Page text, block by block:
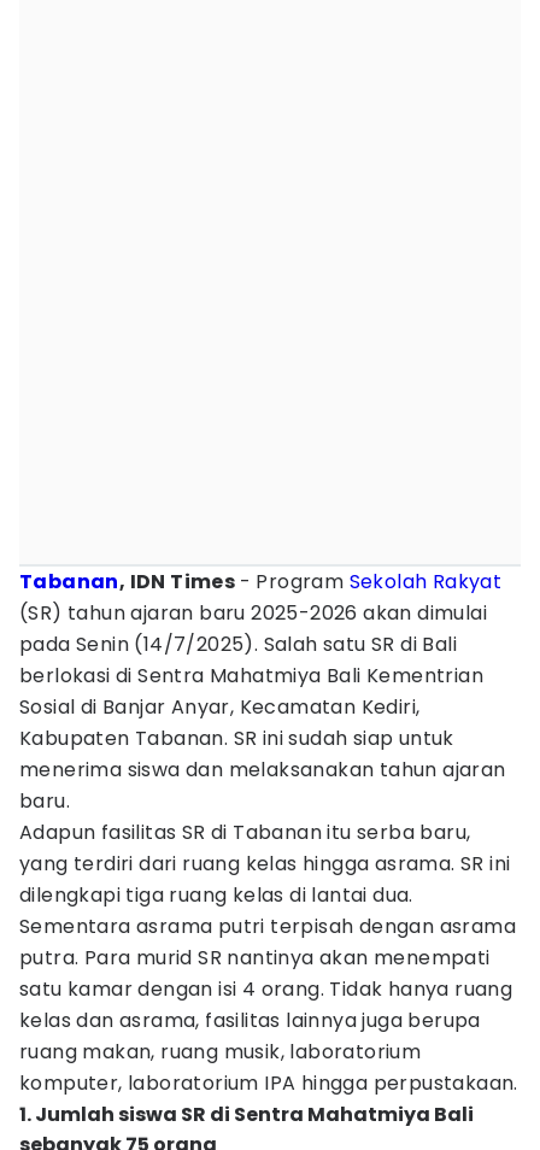
Tabanan, IDN Times - Program Sekolah Rakyat
(SR) tahun ajaran baru 2025-2026 akan dimulai
pada Senin (14/7/2025). Salah satu SR di Bali
berlokasi di Sentra Mahatmiya Bali Kementrian
Sosial di Banjar Anyar, Kecamatan Kediri,
Kabupaten Tabanan. SR ini sudah siap untuk
menerima siswa dan melaksanakan tahun ajaran
baru.
Adapun fasilitas SR di Tabanan itu serba baru,
yang terdiri dari ruang kelas hingga asrama. SR ini
dilengkapi tiga ruang kelas di lantai dua.
Sementara asrama putri terpisah dengan asrama
putra. Para murid SR nantinya akan menempati
satu kamar dengan isi 4 orang. Tidak hanya ruang
kelas dan asrama, fasilitas lainnya juga berupa
ruang makan, ruang musik, laboratorium
komputer, laboratorium IPA hingga perpustakaan.
1. Jumlah siswa SR di Sentra Mahatmiya Bali